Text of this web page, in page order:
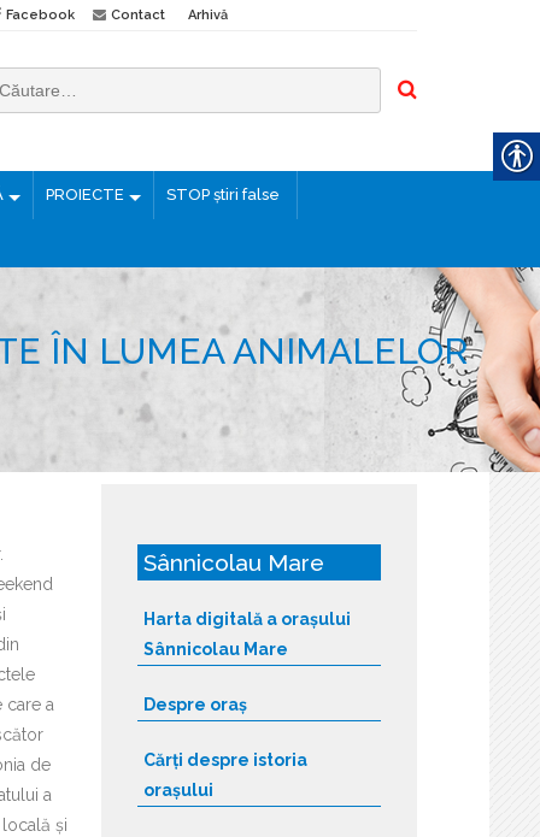
Facebook Contact Arhivă
PROIECTE STOP știri false
ÎN LUMEA ANIMALELOR
care a
de
a
și
Sânnicolau Mare
Harta digitală a orașului
Sânnicolau Mare
Despre oraș
Cărți despre istoria
orașului